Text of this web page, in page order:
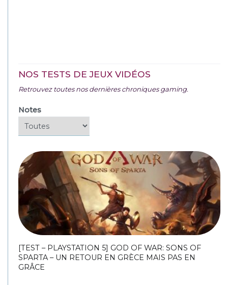
NOS TESTS DE JEUX VIDÉOS
Retrouvez toutes nos dernières chroniques gaming.
Notes
[TEST – PLAYSTATION 5] GOD OF WAR: SONS OF
SPARTA – UN RETOUR EN GRÈCE MAIS PAS EN
GRÂCE